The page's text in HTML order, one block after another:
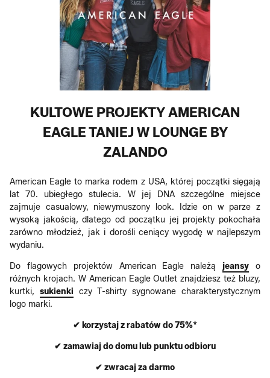
KULTOWE PROJEKTY AMERICAN
EAGLE TANIEJ W LOUNGE BY
ZALANDO
American Eagle to marka rodem z USA, której początki sięgają
lat 70. ubiegłego stulecia. W jej DNA szczególne miejsce
zajmuje casualowy, niewymuszony look. Idzie on w parze z
wysoką jakością, dlatego od początku jej projekty pokochała
zarówno młodzież, jak i dorośli ceniący wygodę w najlepszym
wydaniu.
Do flagowych projektów American Eagle należą jeansy o
różnych krojach. W American Eagle Outlet znajdziesz też bluzy,
kurtki, sukienki czy T-shirty sygnowane charakterystycznym
logo marki.
✔ korzystaj z rabatów do 75%*
✔ zamawiaj do domu lub punktu odbioru
✔ zwracaj za darmo